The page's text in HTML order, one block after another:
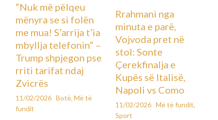
“Nuk më pëlqeu
mënyra se si folën
me mua! S’arrija t’ia
mbyllja telefonin” –
Trump shpjegon pse
rriti tarifat ndaj
Zvicrës
11/02/2026 Botë,Më të
fundit
Rrahmani nga
minuta e parë,
Vojvoda pret në
stol: Sonte
Çerekfinalja e
Kupës së Italisë,
Napoli vs Como
11/02/2026 Më të fundit,
Sport